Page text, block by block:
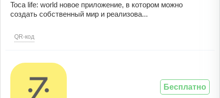
Toca life: world новое приложение, в котором можно
создать собственный мир и реализова...
QR-код
Бесплатно